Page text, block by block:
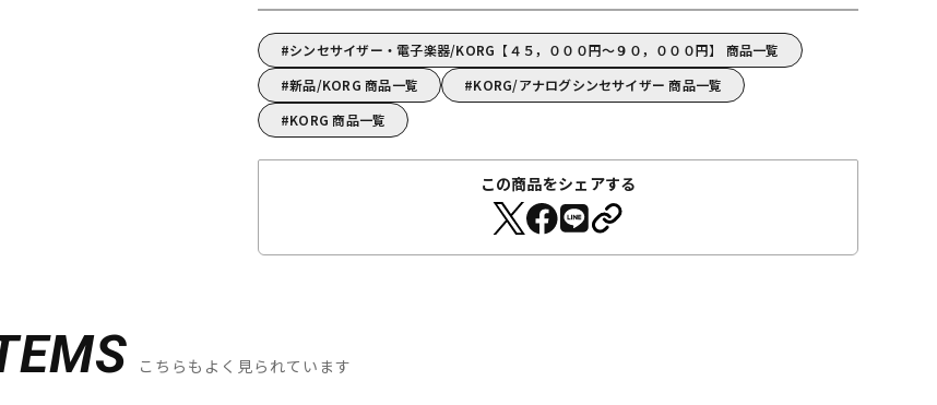
シンセサイザー・電子楽器/KORG【４５，０００円～９０，０００円】 商品一覧
新品/KORG 商品一覧
KORG/アナログシンセサイザー 商品一覧
KORG 商品一覧
この商品をシェアする
こちらもよく見られています